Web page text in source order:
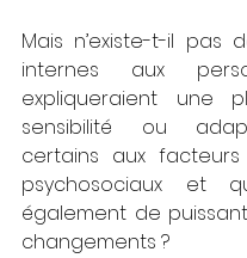
Mais n’existe-t-il pas
internes aux
expliqueraient une
sensibilité ou
certains aux
psychosociaux et
également de
changements ?